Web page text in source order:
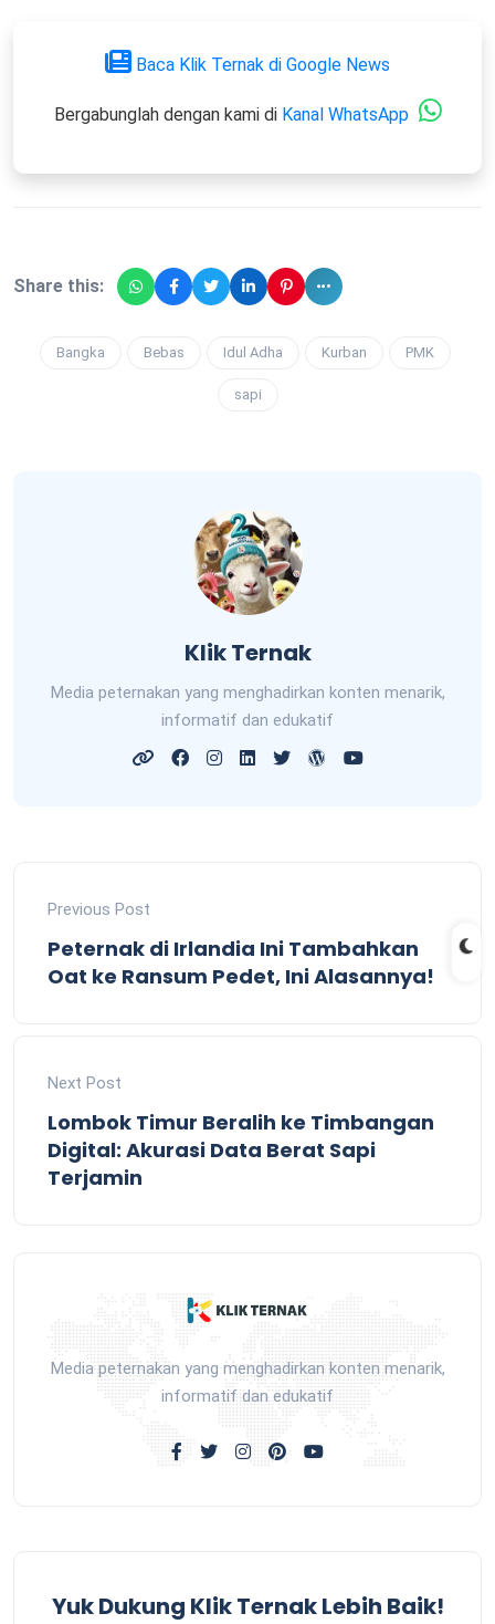
Baca Klik Ternak di Google News
Bergabunglah dengan kami di Kanal WhatsApp
Share this:
Bangka Bebas Idul Adha Kurban PMK
sapi
Klik Ternak
Media peternakan yang menghadirkan konten menarik,
informatif dan edukatif
Previous Post
Peternak di Irlandia Ini Tambahkan
Oat ke Ransum Pedet, Ini Alasannya!
Next Post
Lombok Timur Beralih ke Timbangan
Digital: Akurasi Data Berat Sapi
Terjamin
Media peternakan yang menghadirkan konten menarik,
informatif dan edukatif
Yuk Dukung Klik Ternak Lebih Baik!